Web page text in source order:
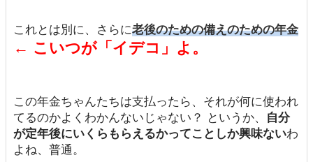
これとは別に、さらに老後のための備えのための年金
← こいつが「イデコ」よ。
この年金ちゃんたちは支払ったら、それが何に使われ
てるのかよくわかんないじゃない？ というか、
自分
が定年後にいくらもらえるかってことしか興味ないわ
よね、普通。